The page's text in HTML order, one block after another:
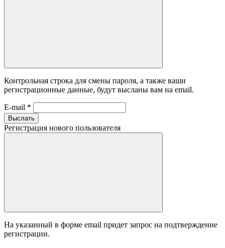
Контрольная строка для смены пароля, а также ваши
регистрационные данные, будут высланы вам на email.
E-mail *
Выслать
Регистрация нового пользователя
На указанный в форме email придет запрос на подтверждение
регистрации.